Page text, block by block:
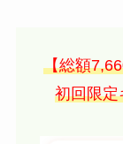
【総額
初回限定